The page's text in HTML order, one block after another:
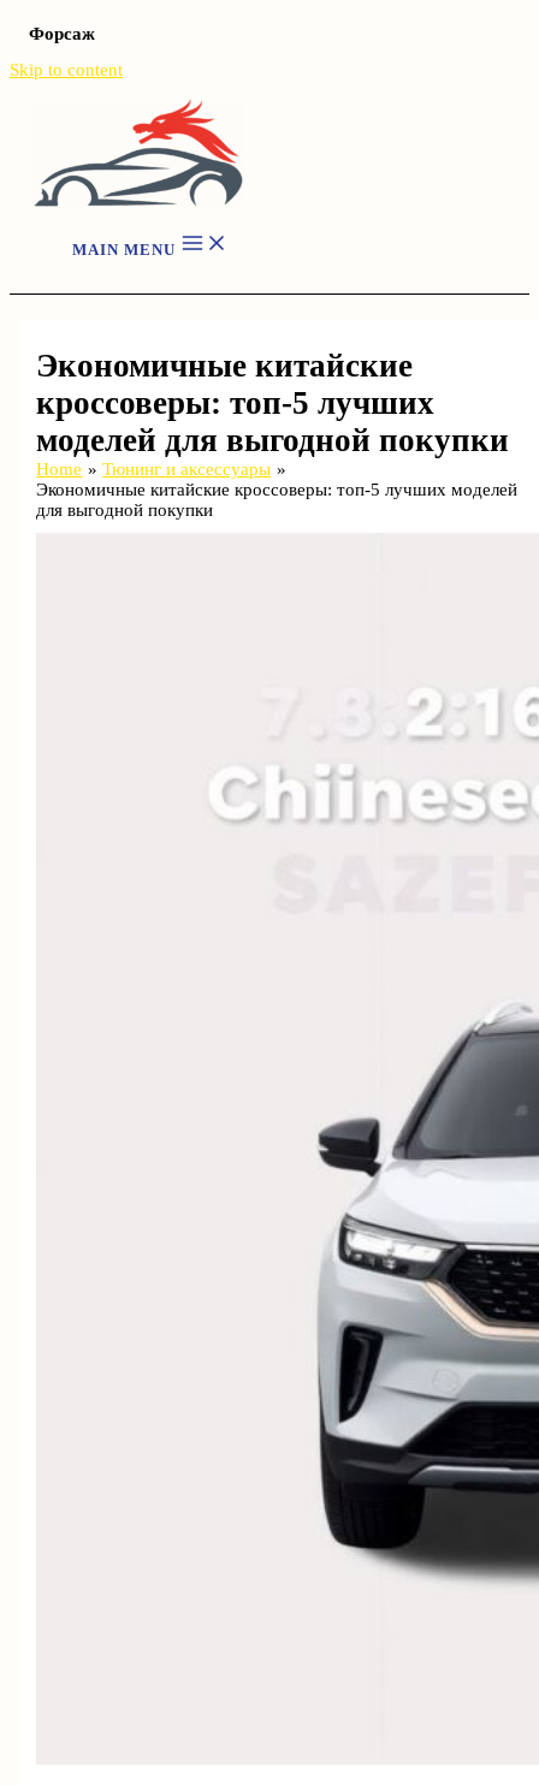
Форсаж
Skip to content
MAIN MENU
Экономичные китайские
кроссоверы: топ-5 лучших
моделей для выгодной покупки
Home
Тюнинг и аксессуары
Экономичные китайские кроссоверы: топ-5 лучших моделей
для выгодной покупки